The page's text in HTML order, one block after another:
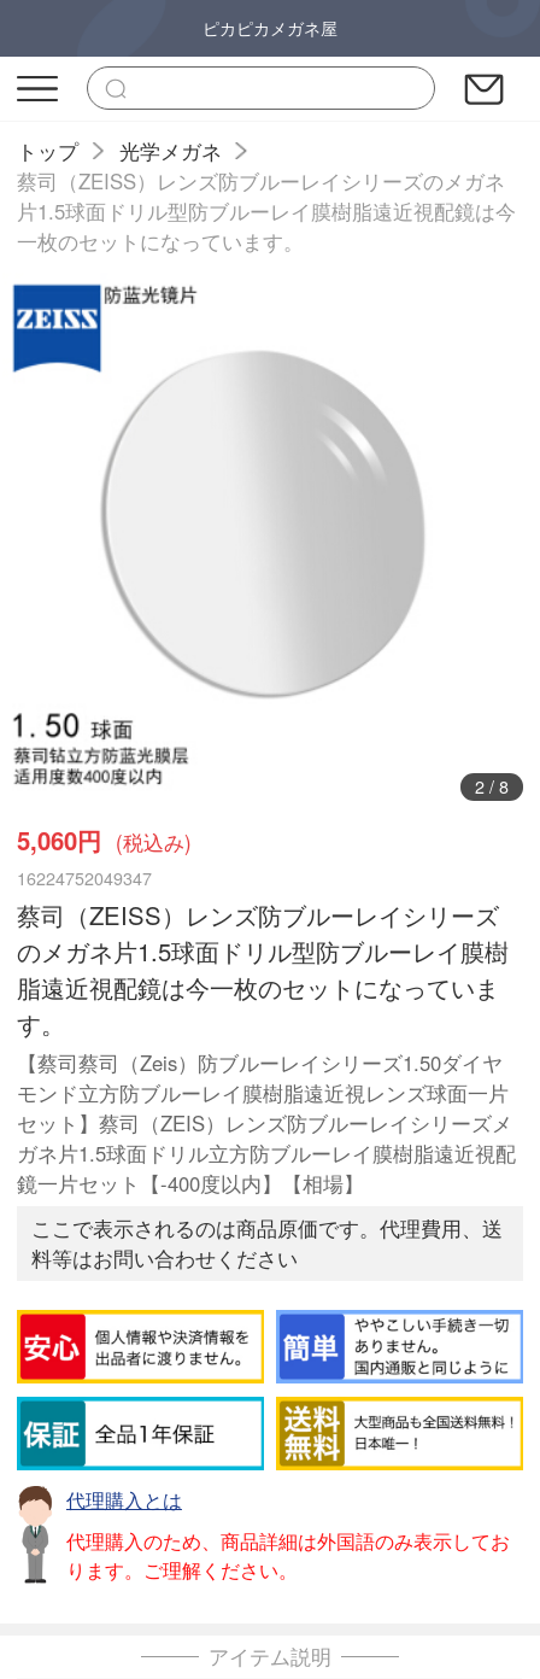
ピカピカメガネ屋
トップ
光学メガネ
蔡司（ZEISS）レンズ防ブルーレイシリーズのメガネ
片1.5球面ドリル型防ブルーレイ膜樹脂遠近視配鏡は今
一枚のセットになっています。
3/ 8
5,060円 (税込み)
16224752049347
蔡司（ZEISS）レンズ防ブルーレイシリーズ
のメガネ片1.5球面ドリル型防ブルーレイ膜樹
脂遠近視配鏡は今一枚のセットになっていま
す。
【蔡司蔡司（Zeis）防ブルーレイシリーズ1.50ダイヤ
モンド立方防ブルーレイ膜樹脂遠近視レンズ球面一片
セット】蔡司（ZEIS）レンズ防ブルーレイシリーズメ
ガネ片1.5球面ドリル立方防ブルーレイ膜樹脂遠近視配
鏡一片セット【-400度以内】【相場】
ここで表示されるのは商品原価です。代理費用、送
料等はお問い合わせください
代理購入とは
代理購入のため、商品詳細は外国語のみ表示してお
ります。ご理解ください。
アイテム説明